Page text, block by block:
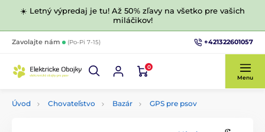
☀️ Letný výpredaj je tu! Až 50% zľavy na všetko pre vašich
miláčikov!
Zavolajte nám (Po-Pi 7-15) +421322601057
0
Menu
Úvod Chovateľstvo Bazár GPS pre psov